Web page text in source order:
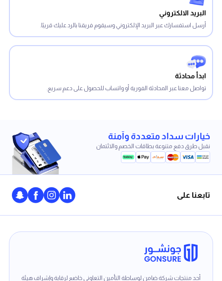
البريد الالكتروني
أرسل استفسارك عبر البريد الإلكتروني وسيقوم فريقنا بالرد عليك قريبًا.
ابدأ محادثة
تواصل معنا عبر المحادثة الفورية أو واتساب للحصول على دعم سريع.
خيارات سداد متعددة وآمنة
نقبل طرق دفع متنوعة بطاقات الخصم والائتمان
تابعنا على
أحد منتجات شركة ضامن لوساطة التأمين التعاوني خاضع لرقابة وإشراف هيئة